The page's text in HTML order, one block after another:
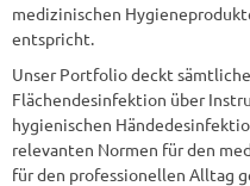
medizinischen
entspricht.
Unser Portfolio deckt
Flächendesinfektion über
hygienischen
relevanten Normen für den
für den professionellen Alltag